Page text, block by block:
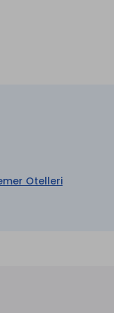
İki Katlı Villa *
Otelleri